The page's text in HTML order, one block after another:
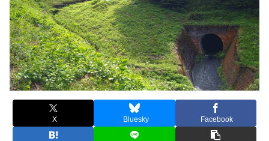
X Bluesky Facebook